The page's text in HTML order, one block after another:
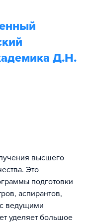
Д.Н.
высшего
Это
подготовки
аспирантов,
ведущими
уделяет большое